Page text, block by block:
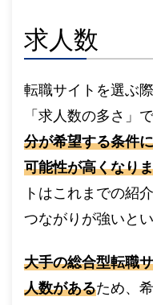
求人数
転職サイトを選ぶ
「求人数の多さ」で
分が希望する条件
可能性が高くなり
トはこれまでの紹
つながりが強いと
大手の総合型転職
人数があるため、